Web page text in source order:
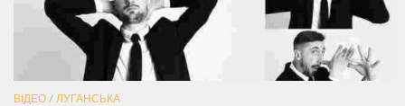
ВІДЕО / ЛУГАНСЬКА